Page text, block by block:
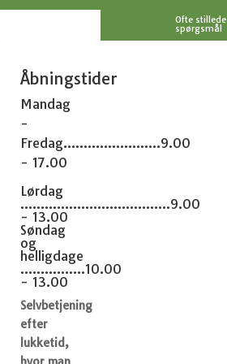
Åbningstider
Mandag
-
Fredag........................9.00
- 17.00
Lørdag
.....................................9.00
- 13.00
Søndag
og
helligdage
................10.00
- 13.00
Selvbetjening
efter
lukketid,
Ofte stillede
spørgsmål